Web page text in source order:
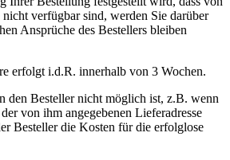
verfügbar sind, werden Sie darüber
Ansprüche des Bestellers bleiben
erfolgt i.d.R. innerhalb von 3 Wochen.
den Besteller nicht möglich ist, z.B. wenn
von ihm angegebenen Lieferadresse
Besteller die Kosten für die erfolglose